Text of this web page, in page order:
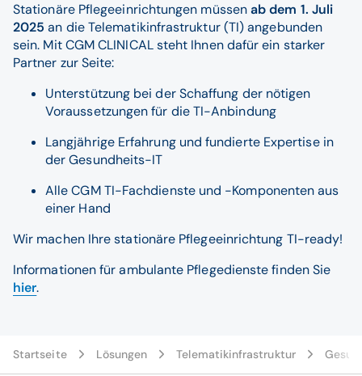
Stationäre Pflegeeinrichtungen müssenab dem 1. Juli
2025 an die Telematikinfrastruktur (TI) angebunden
sein. Mit CGM CLINICAL steht Ihnen dafür ein starker
Partner zur Seite:
Unterstützung bei der Schaffung der nötigen
Voraussetzungen für die TI-Anbindung
Langjährige Erfahrung und fundierte Expertise in
der Gesundheits-IT
Alle CGM TI-Fachdienste und -Komponenten aus
einer Hand
Wir machen Ihre stationäre Pflegeeinrichtung TI-ready!
Informationen für ambulante Pflegedienste finden Sie
hier.
Startseite Lösungen Telematikinfrastruktur